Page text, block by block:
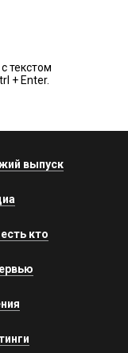
текстом
+ Enter.
выпуск
кто